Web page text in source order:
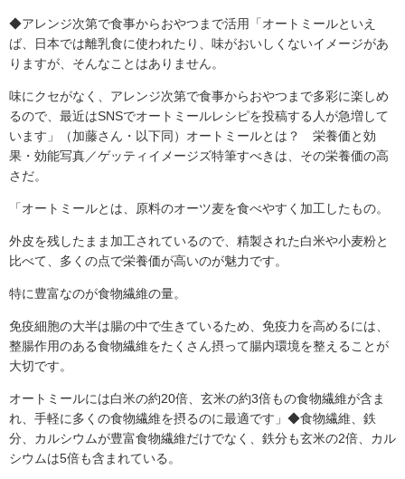
◆アレンジ次第で食事からおやつまで活用「オートミールといえ
ば、日本では離乳食に使われたり、味がおいしくないイメージがあ
りますが、そんなことはありません。
味にクセがなく、アレンジ次第で食事からおやつまで多彩に楽しめ
るので、最近はSNSでオートミールレシピを投稿する人が急増して
います」（加藤さん・以下同）オートミールとは？ 栄養価と効
果・効能写真／ゲッティイメージズ特筆すべきは、その栄養価の高
さだ。
「オートミールとは、原料のオーツ麦を食べやすく加工したもの。
外皮を残したまま加工されているので、精製された白米や小麦粉と
比べて、多くの点で栄養価が高いのが魅力です。
特に豊富なのが食物繊維の量。
免疫細胞の大半は腸の中で生きているため、免疫力を高めるには、
整腸作用のある食物繊維をたくさん摂って腸内環境を整えることが
大切です。
オートミールには白米の約20倍、玄米の約3倍もの食物繊維が含ま
れ、手軽に多くの食物繊維を摂るのに最適です」◆食物繊維、鉄
分、カルシウムが豊富食物繊維だけでなく、鉄分も玄米の2倍、カル
シウムは5倍も含まれている。